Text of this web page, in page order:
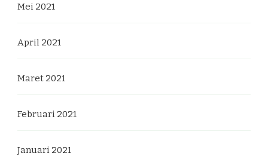
Mei 2021
April 2021
Maret 2021
Februari 2021
Januari 2021